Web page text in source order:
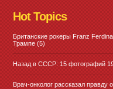
Hot Topics
Британские рокеры Franz
Трампе (5)
Назад в СССР: 15 фотографий
Врач-онколог рассказал правду